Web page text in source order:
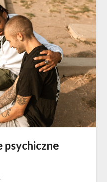
psychiczne